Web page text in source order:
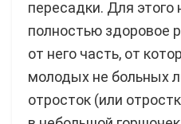
пересадки. Для этого
полностью здоровое
от него часть, от
молодых не больных
отросток (или